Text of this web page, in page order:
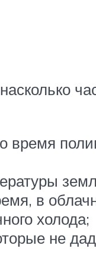
время
в
холода;
не